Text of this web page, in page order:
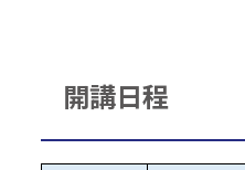
開講日程